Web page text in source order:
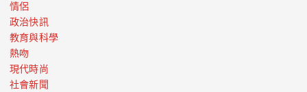
情侶
政治快訊
教育與科學
熱吻
現代時尚
社會新聞